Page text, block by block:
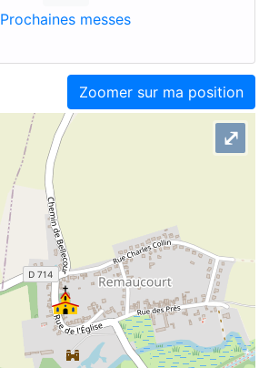
Prochaines messes
Zoomer sur ma position
⤢